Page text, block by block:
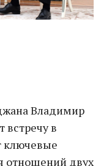
Владимир
встречу в
ключевые
отношений двух